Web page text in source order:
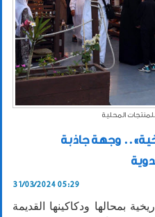
المحلية
وجهة جاذبة
31/03/2024 05:29
بمحالها ودكاكينها القديمة